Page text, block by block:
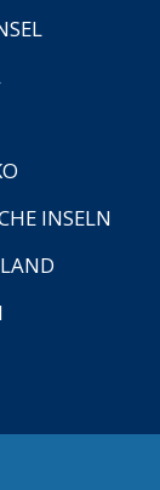
INSELN